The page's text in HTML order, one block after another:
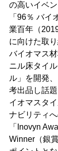
の高いイベ
「96％ バイ
業百年（
に向けた取
バイオマス
ニル床タイ
ル」を開発
考出品し話
イオマスタ
ナビリティ
「Inovyn
Winner（銀